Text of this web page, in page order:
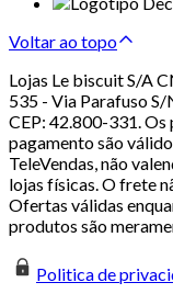
Voltar ao topo
Lojas Le biscuit S/A
535 - Via Parafuso S/
CEP: 42.800-331. Os
pagamento são
TeleVendas, não
lojas físicas. O frete
Ofertas válidas
produtos são
Politica de